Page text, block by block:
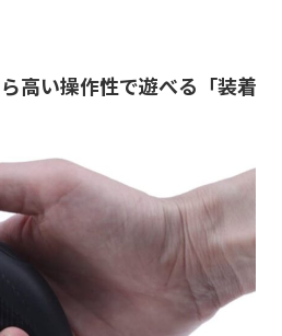
高い操作性で遊べる「装着